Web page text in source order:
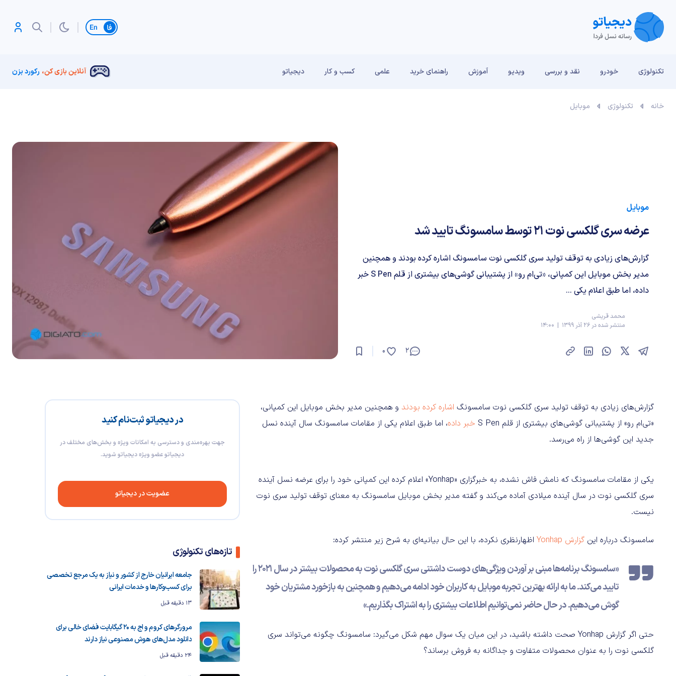
تغییر زبان
تکنولوژی خودرو نقد و بررسی‌ ویدیو آموزش راهنمای خرید علمی کسب و کار دیجیاتو آنلاین بازی کن، رکورد بزن
خانه تکنولوژی موبایل
موبایل
عرضه سری گلکسی نوت ۲۱ توسط سامسونگ تایید شد
گزارش‌های زیادی به توقف تولید سری گلکسی نوت سامسونگ اشاره کرده بودند و همچنین
مدیر بخش موبایل این کمپانی، «تی‌ام رو» از پشتیبانی گوشی‌های بیشتری از قلم S Pen خبر
داده، اما طبق اعلام یکی ...
محمد قریشی
منتشر شده در 26 آذر 1399 | 14:00
2
0
در دیجیاتو ثبت‌نام کنید
جهت بهره‌مندی و دسترسی به امکانات ویژه و بخش‌های مختلف در
دیجیاتو عضو ویژه دیجیاتو شوید.
عضویت در دیجیاتو
تازه‌های تکنولوژی
جامعه ایرانیان خارج از کشور و نیاز به یک مرجع تخصصی
برای کسب‌وکارها و خدمات ایرانی
13 دقیقه قبل
مرورگرهای کروم و اج به ۲۰ گیگابایت فضای خالی برای
دانلود مدل‌های هوش مصنوعی نیاز دارند
24 دقیقه قبل
گزارش‌های زیادی به توقف تولید سری گلکسی نوت سامسونگ اشاره کرده بودند و همچنین مدیر بخش موبایل این کمپانی،
«تی‌ام رو» از پشتیبانی گوشی‌های بیشتری از قلم S Pen
خبر داده، اما طبق اعلام یکی از مقامات سامسونگ سال آینده نسل
جدید این گوشی‌ها از راه می‌رسد.
یکی از مقامات سامسونگ که نامش فاش نشده، به خبرگزاری «Yonhap» اعلام کرده این کمپانی خود را برای عرضه نسل آینده
سری گلکسی نوت در سال آینده میلادی آماده می‌کند و گفته مدیر بخش موبایل سامسونگ به معنای توقف تولید سری نوت
نیست.
سامسونگ درباره این گزارش Yonhap اظهارنظری نکرده، با این حال بیانیه‌ای به شرح زیر منتشر کرده:
«سامسونگ برنامه‌ها مبنی بر آوردن ویژگی‌های دوست داشتنی سری گلکسی نوت به محصولات بیشتر در سال ۲۰۲۱ را
تایید می‌کند. ما به ارائه بهترین تجربه موبایل به کاربران خود ادامه می‌دهیم و همچنین به بازخورد مشتریان خود
گوش می‌دهیم. در حال حاضر نمی‌توانیم اطلاعات بیشتری را به اشتراک بگذاریم.»
حتی اگر گزارش Yonhap صحت داشته باشید، در این میان یک سوال مهم شکل می‌گیرد: سامسونگ چگونه می‌تواند سری
گلکسی نوت را به عنوان محصولات متفاوت و جداگانه به فروش برساند؟